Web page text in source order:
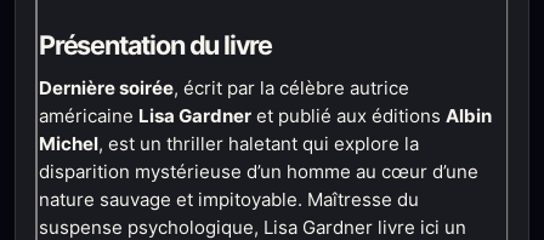
Présentation du livre
Dernière soirée, écrit par la célèbre autrice
américaine Lisa Gardner et publié aux éditions Albin
Michel, est un thriller haletant qui explore la
disparition mystérieuse d’un homme au cœur d’une
nature sauvage et impitoyable. Maîtresse du
suspense psychologique, Lisa Gardner livre ici un